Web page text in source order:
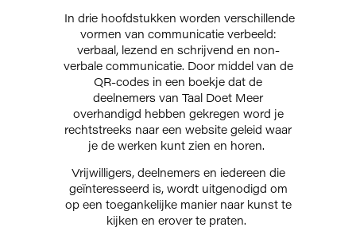
In drie hoofdstukken worden verschillende
vormen van communicatie verbeeld:
verbaal, lezend en schrijvend en non-
verbale communicatie. Door middel van de
QR-codes in een boekje dat de
deelnemers van Taal Doet Meer
overhandigd hebben gekregen word je
rechtstreeks naar een website geleid waar
je de werken kunt zien en horen.
Vrijwilligers, deelnemers en iedereen die
geïnteresseerd is, wordt uitgenodigd om
op een toegankelijke manier naar kunst te
kijken en erover te praten.